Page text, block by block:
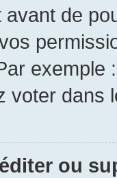
avant de
exemple
voter dans
ou